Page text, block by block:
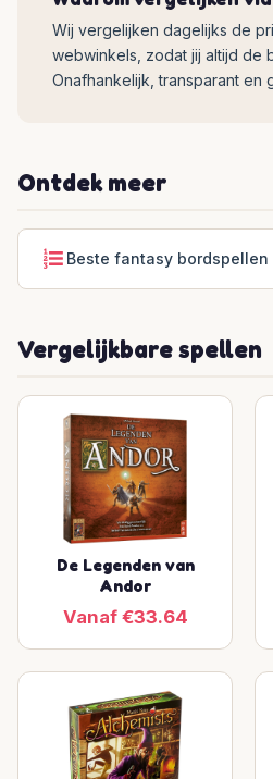
Wij vergelijken dagelijks de
webwinkels, zodat jij altijd de
Onafhankelijk, transparant en
Ontdek meer
Beste fantasy bordspellen
Vergelijkbare spellen
De Legenden van
Andor
Vanaf €33.64